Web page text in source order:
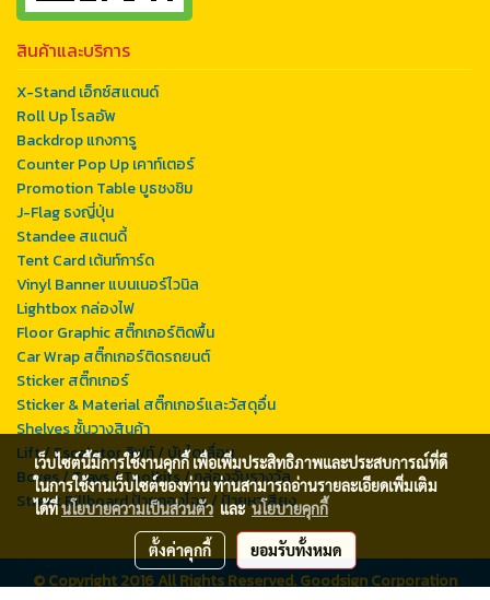
สินค้าและบริการ
X-Stand เอ็กซ์สแตนด์
Roll Up โรลอัพ
Backdrop แกงการู
Counter Pop Up เคาท์เตอร์
Promotion Table บูธชงชิม
J-Flag ธงญี่ปุ่น
Standee สแตนดี้
Tent Card เต้นท์การ์ด
Vinyl Banner แบนเนอร์ไวนิล
Lightbox กล่องไฟ
Floor Graphic สติ๊กเกอร์ติดพื้น
Car Wrap สติ๊กเกอร์ติดรถยนต์
Sticker สติ๊กเกอร์
Sticker & Material สติ๊กเกอร์และวัสดุอื่น
Shelves ชั้นวางสินค้า
Lift / Escalator ลิฟท์ / บันไดเลื่อน
Boxes / Trays / Toolkits / กล่องจับรางวัล
Street Billboard ป้ายกองโจร / ป้ายหาเสียง
© Copyright 2016 All Rights Reserved. Goodsign Corporation
เว็บไซต์นี้มีการใช้งานคุกกี้ เพื่อเพิ่มประสิทธิภาพและประสบการณ์ที่ดี
ในการใช้งานเว็บไซต์ของท่าน ท่านสามารถอ่านรายละเอียดเพิ่มเติม
ได้ที่นโยบายความเป็นส่วนตัวและนโยบายคุกกี้
ตั้งค่าคุกกี้ ยอมรับทั้งหมด